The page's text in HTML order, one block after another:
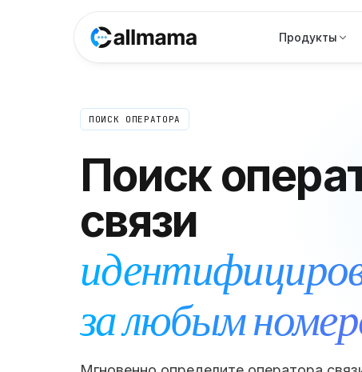
Продукты
ПОИСК ОПЕРАТОРА
Поиск
связи
за любым